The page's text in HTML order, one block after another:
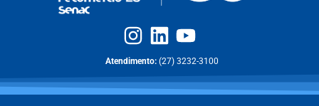
Atendimento: (27) 3232-3100